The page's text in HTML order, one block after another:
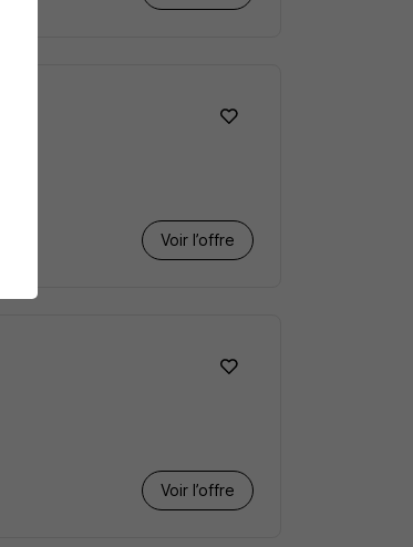
Voir l’offre
Voir l’offre